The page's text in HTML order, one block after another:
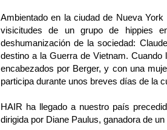
Ambientado en la ciudad de Nueva
visicitudes de un grupo de hippies
deshumanización de la sociedad:
destino a la Guerra de Vietnam.
encabezados por Berger, y con una
participa durante unos breves días de la
HAIR ha llegado a nuestro país
dirigida por Diane Paulus, ganadora de